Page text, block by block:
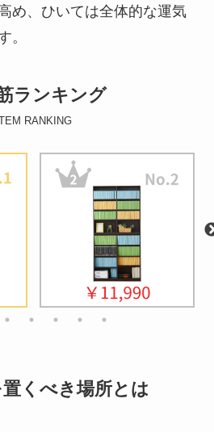
め、ひいては全体的な運気
。
ランキング
RANKING
くべき場所とは